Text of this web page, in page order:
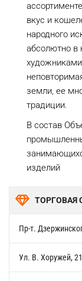
вкус и
народного
абсолютно в
земли, ее
традиции.
В состав
изделий
ТОРГОВАЯ
Пр-т.
Ул. В. Хоружей,